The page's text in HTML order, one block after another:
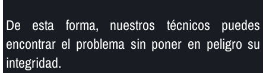
De esta forma, nuestros técnicos puedes
encontrar el problema sin poner en peligro su
integridad.